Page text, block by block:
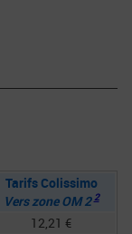
Tarifs Colissimo
Vers zone OM 22
12,21 €